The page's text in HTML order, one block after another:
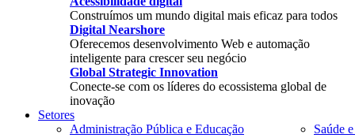
Construímos um mundo digital mais eficaz para todos
Digital Nearshore
Oferecemos desenvolvimento Web e automação
inteligente para crescer seu negócio
Global Strategic Innovation
Conecte-se com os líderes do ecossistema global de
inovação
Setores
Administração Pública e Educação
Saúde